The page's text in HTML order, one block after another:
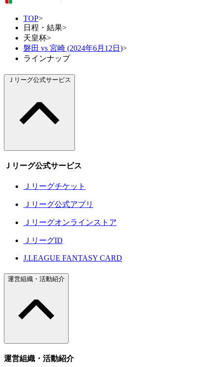
TOP>
日程・結果>
天皇杯>
磐田 vs 宮崎 (2024年6月12日)>
ラインナップ
Ｊリーグ公式サービス
Ｊリーグ公式サービス
Ｊリーグチケット
Ｊリーグ公式アプリ
Ｊリーグオンラインストア
ＪリーグID
J.LEAGUE FANTASY CARD
運営組織・活動紹介
運営組織・活動紹介